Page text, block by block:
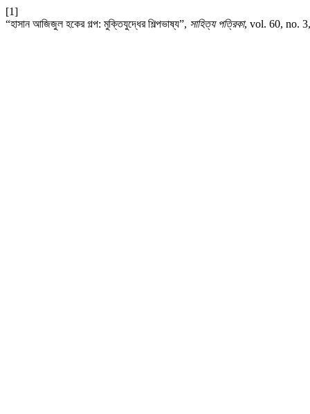
[1]
“হাসান আজিজুল হকের গল্প: মুক্তিযুদ্ধের শিল্পভাষ্য”, সাহিত্য পত্রিকা, vol. 60, no.